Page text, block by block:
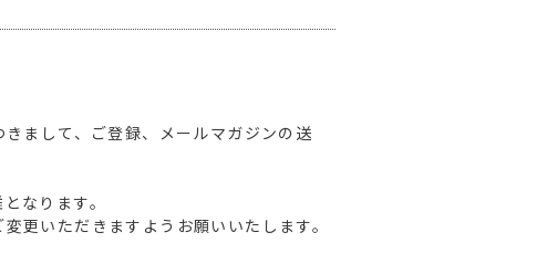
まして、ご登録、メールマガジンの送
なります。
更いただきますようお願いいたします。